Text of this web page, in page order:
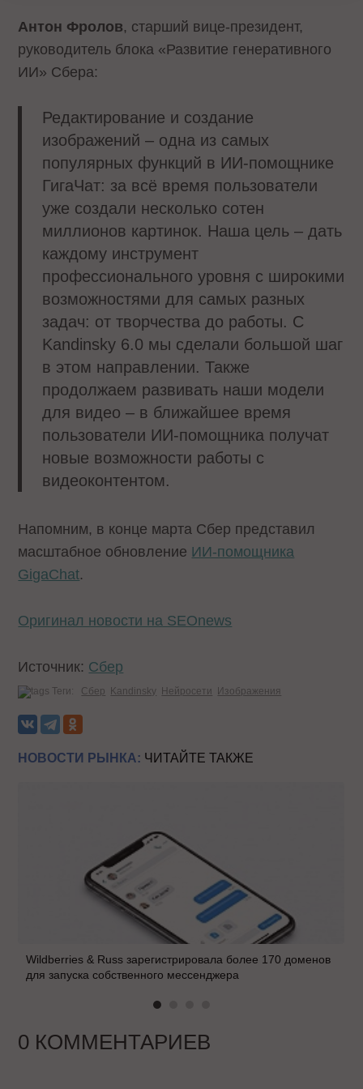
Антон Фролов, старший вице-президент,
руководитель блока «Развитие генеративного
ИИ» Сбера:
Редактирование и создание
изображений – одна из самых
популярных функций в ИИ-помощнике
ГигаЧат: за всё время пользователи
уже создали несколько сотен
миллионов картинок. Наша цель – дать
каждому инструмент
профессионального уровня с широкими
возможностями для самых разных
задач: от творчества до работы. С
Kandinsky 6.0 мы сделали большой шаг
в этом направлении. Также
продолжаем развивать наши модели
для видео – в ближайшее время
пользователи ИИ-помощника получат
новые возможности работы с
видеоконтентом.
Напомним, в конце марта Сбер представил
масштабное обновление ИИ-помощника
GigaChat.
Оригинал новости на SEOnews
Источник: Сбер
Теги: Сбер Kandinsky Нейросети Изображения
НОВОСТИ РЫНКА: ЧИТАЙТЕ ТАКЖЕ
Wildberries & Russ зарегистрировала более 170 доменов
для запуска собственного мессенджера
0 КОММЕНТАРИЕВ